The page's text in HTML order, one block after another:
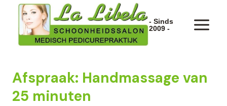
Doorgaan
inhoud
- Sinds
2009 -
Afspraak: Handmassage van
25 minuten